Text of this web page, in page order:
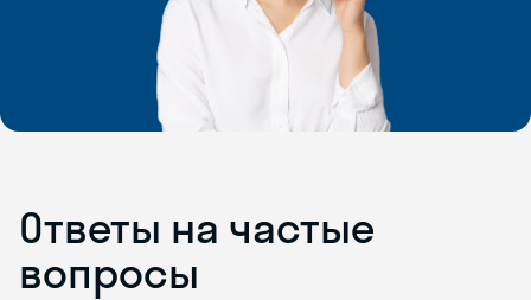
Ответы на частые
вопросы